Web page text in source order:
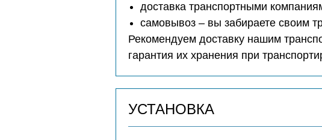
доставка транспортными
самовывоз – вы забираете своим
Рекомендуем доставку нашим
гарантия их хранения при
УСТАНОВКА